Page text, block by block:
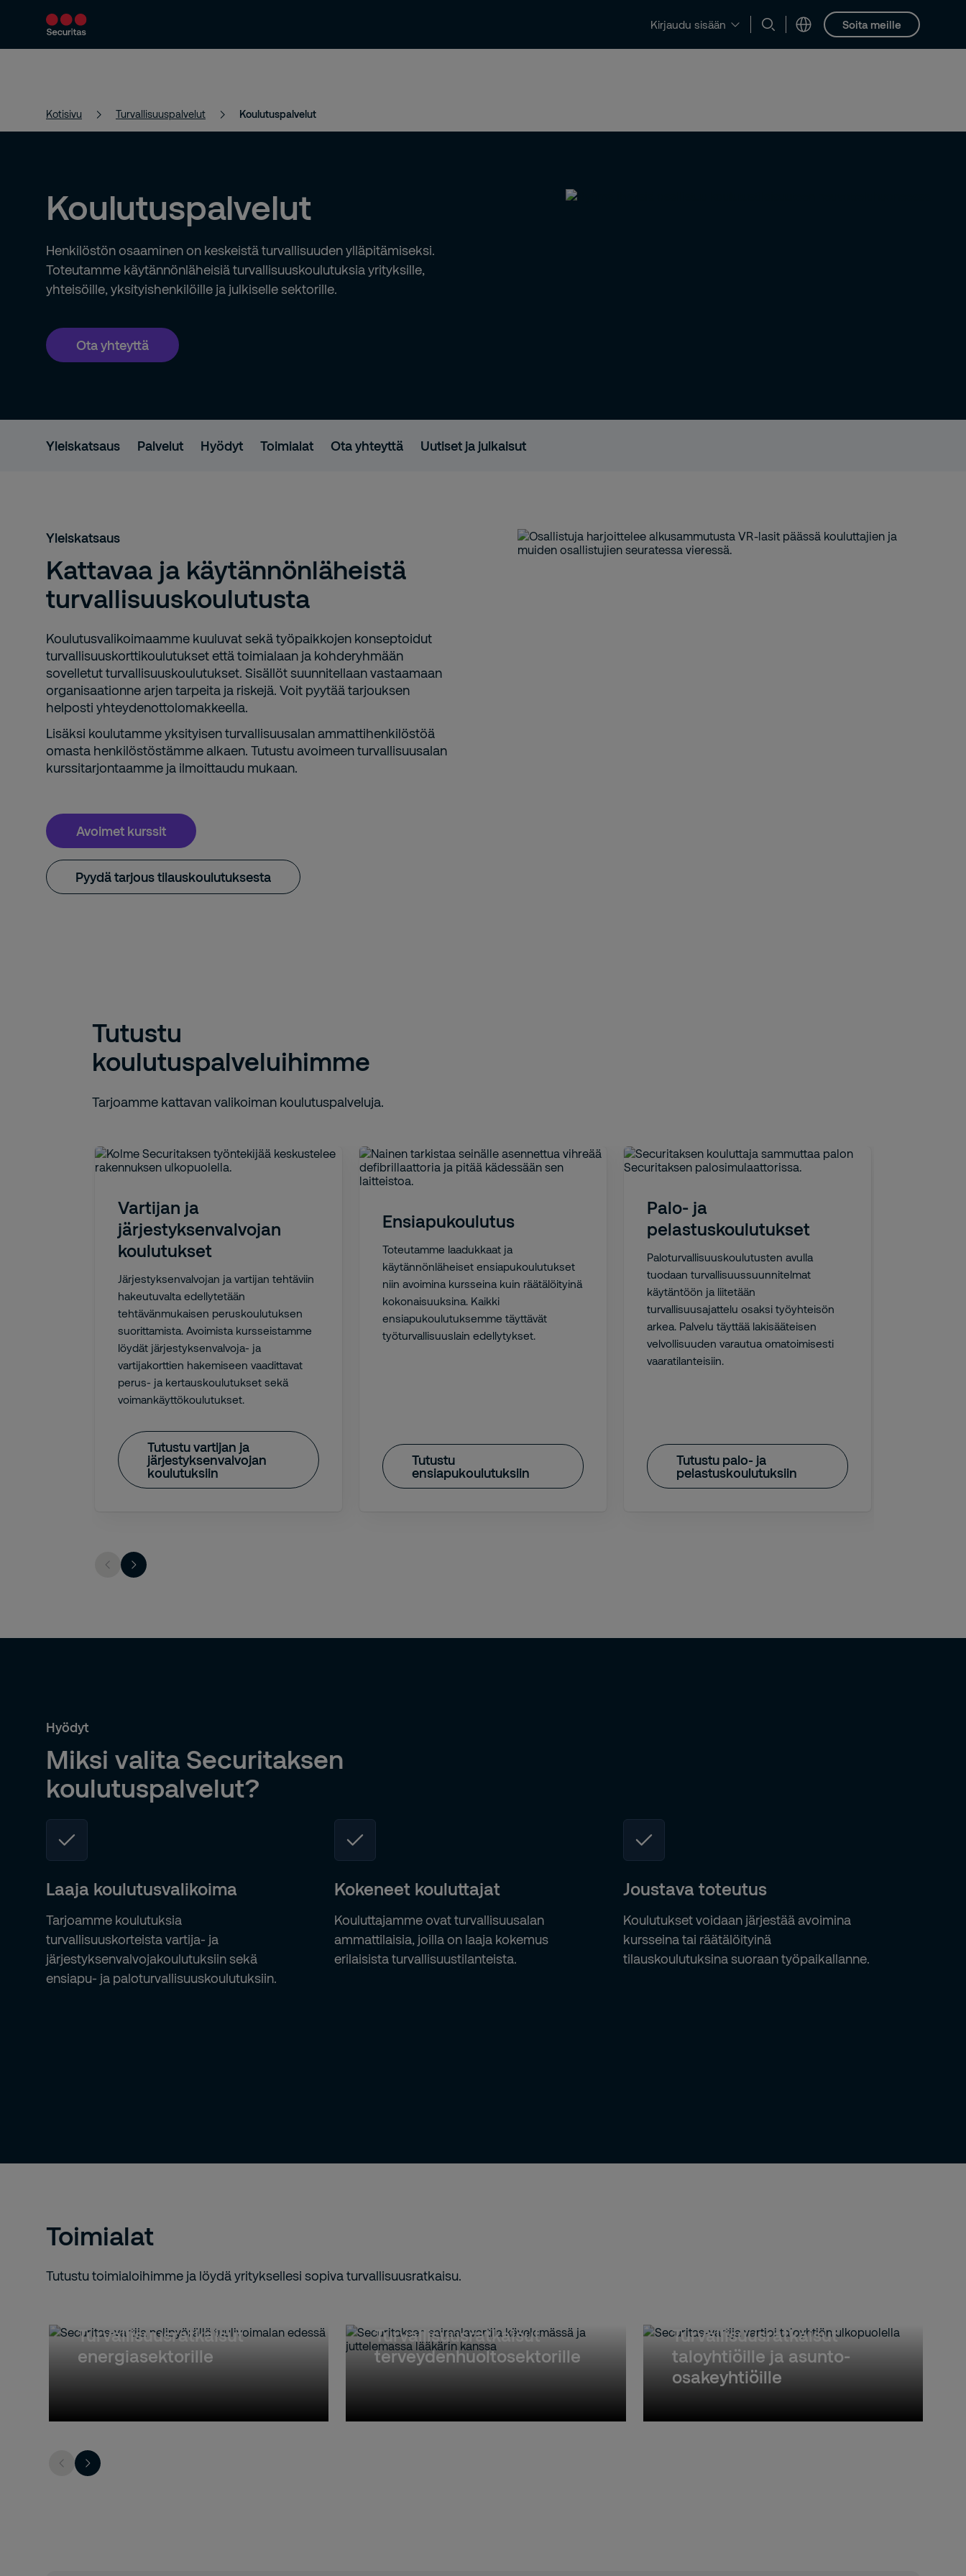
Kirjaudu sisään Soita meille
Turvallisuuspalvelut Ratkaisumme Uutiset ja julkaisut Yhteystiedot Urasivu
Kotisivu Turvallisuuspalvelut Koulutuspalvelut
Koulutuspalvelut
Henkilöstön osaaminen on keskeistä turvallisuuden ylläpitämiseksi.
Toteutamme käytännönläheisiä turvallisuuskoulutuksia yrityksille,
yhteisöille, yksityishenkilöille ja julkiselle sektorille.
Ota yhteyttä
Yleiskatsaus Palvelut Hyödyt Toimialat Ota yhteyttä Uutiset ja julkaisut
Yleiskatsaus
Kattavaa ja käytännönläheistä
turvallisuuskoulutusta
Koulutusvalikoimaamme kuuluvat sekä työpaikkojen konseptoidut
turvallisuuskorttikoulutukset että toimialaan ja kohderyhmään
sovelletut turvallisuuskoulutukset. Sisällöt suunnitellaan vastaamaan
organisaationne arjen tarpeita ja riskejä. Voit pyytää tarjouksen
helposti yhteydenottolomakkeella.
Lisäksi koulutamme yksityisen turvallisuusalan ammattihenkilöstöä
omasta henkilöstöstämme alkaen. Tutustu avoimeen turvallisuusalan
kurssitarjontaamme ja ilmoittaudu mukaan.
Avoimet kurssit
Pyydä tarjous tilauskoulutuksesta
Tutustu
koulutuspalveluihimme
Tarjoamme kattavan valikoiman koulutuspalveluja.
Vartijan ja
järjestyksenvalvojan
koulutukset
Järjestyksenvalvojan ja vartijan tehtäviin
hakeutuvalta edellytetään
tehtävänmukaisen peruskoulutuksen
suorittamista. Avoimista kursseistamme
löydät järjestyksenvalvoja- ja
vartijakorttien hakemiseen vaadittavat
perus- ja kertauskoulutukset sekä
voimankäyttökoulutukset.
Tutustu vartijan ja
järjestyksenvalvojan
koulutuksiin
Ensiapukoulutus
Toteutamme laadukkaat ja
käytännönläheiset ensiapukoulutukset
niin avoimina kursseina kuin räätälöityinä
kokonaisuuksina. Kaikki
ensiapukoulutuksemme täyttävät
työturvallisuuslain edellytykset.
Tutustu
ensiapukoulutuksiin
Palo- ja
pelastuskoulutukset
Paloturvallisuuskoulutusten avulla
tuodaan turvallisuussuunnitelmat
käytäntöön ja liitetään
turvallisuusajattelu osaksi työyhteisön
arkea. Palvelu täyttää lakisääteisen
velvollisuuden varautua omatoimisesti
vaaratilanteisiin.
Tutustu palo- ja
pelastuskoulutuksiin
Hyödyt
Miksi valita Securitaksen
koulutuspalvelut?
Laaja koulutusvalikoima
Tarjoamme koulutuksia
turvallisuuskorteista vartija- ja
järjestyksenvalvojakoulutuksiin sekä
ensiapu- ja paloturvallisuuskoulutuksiin.
Kokeneet kouluttajat
Kouluttajamme ovat turvallisuusalan
ammattilaisia, joilla on laaja kokemus
erilaisista turvallisuustilanteista.
Joustava toteutus
Koulutukset voidaan järjestää avoimina
kursseina tai räätälöityinä
tilauskoulutuksina suoraan työpaikallanne.
Toimialat
Tutustu toimialoihimme ja löydä yrityksellesi sopiva turvallisuusratkaisu.
Turvallisuusratkaisut
energiasektorille
Turvallisuusratkaisut
terveydenhuoltosektorille
Turvallisuusratkaisut
taloyhtiöille ja asunto-
osakeyhtiöille